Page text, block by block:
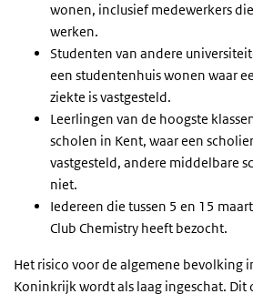
wonen, inclusief medewerkers
werken.
Studenten van andere
een studentenhuis wonen waar
ziekte is vastgesteld.
Leerlingen van de hoogste
scholen in Kent, waar een
vastgesteld, andere middelbare
niet.
Iedereen die tussen 5 en 15
Club Chemistry heeft bezocht.
Het risico voor de algemene bevolking
Koninkrijk wordt als laag ingeschat.